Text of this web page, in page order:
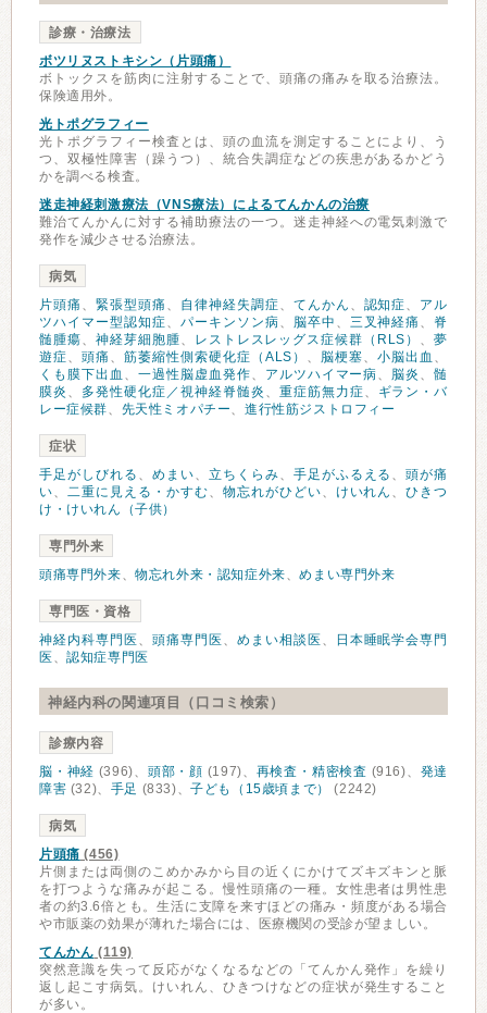
診療・治療法
ボツリヌストキシン（片頭痛）
ボトックスを筋肉に注射することで、頭痛の痛みを取る治療法。
保険適用外。
光トポグラフィー
光トポグラフィー検査とは、頭の血流を測定することにより、う
つ、双極性障害（躁うつ）、統合失調症などの疾患があるかどう
かを調べる検査。
迷走神経刺激療法（VNS療法）によるてんかんの治療
難治てんかんに対する補助療法の一つ。迷走神経への電気刺激で
発作を減少させる治療法。
病気
片頭痛 、 緊張型頭痛 、 自律神経失調症、 てんかん 、 認知症、 アル
ツハイマー型認知症、 パーキンソン病、 脳卒中 、 三叉神経痛 、 脊
髄腫瘍、 神経芽細胞腫、 レストレスレッグス症候群（RLS） 、夢
遊症、頭痛 、筋萎縮性側索硬化症（ALS） 、 脳梗塞、小脳出血 、
くも膜下出血 、 一過性脳虚血発作、 アルツハイマー病、 脳炎 、髄
膜炎 、 多発性硬化症／視神経脊髄炎 、 重症筋無力症、
ギラン・バ
レー症候群、 先天性ミオパチー、進行性筋ジストロフィー
症状
手足がしびれる 、 めまい、 立ちくらみ、 手足がふるえる 、頭が痛
い、 二重に見える・かすむ、 物忘れがひどい、 けいれん 、ひきつ
け・けいれん（子供）
専門外来
頭痛専門外来、物忘れ外来・認知症外来、めまい専門外来
専門医・資格
神経内科専門医 、 頭痛専門医 、 めまい相談医 、
日本睡眠学会専門
医 、認知症専門医
神経内科の関連項目（口コミ検索）
診療内容
脳・神経 (396)、 頭部・顔 (197)、 再検査・精密検査 (916)、 発達
障害 (32)、 手足 (833)、子ども（15歳頃まで） (2242)
病気
片頭痛 (456)
片側または両側のこめかみから目の近くにかけてズキズキンと脈
を打つような痛みが起こる。慢性頭痛の一種。女性患者は男性患
者の約3.6倍とも。生活に支障を来すほどの痛み・頻度がある場合
や市販薬の効果が薄れた場合には、医療機関の受診が望ましい。
てんかん (119)
突然意識を失って反応がなくなるなどの「てんかん発作」を繰り
返し起こす病気。けいれん、ひきつけなどの症状が発生すること
が多い。